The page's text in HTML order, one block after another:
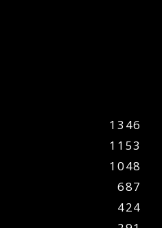
1346
1153
1048
687
424